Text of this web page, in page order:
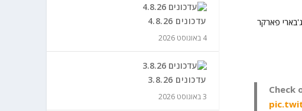
כישרון וכשהיא מתחברת היא יכולה לנצח כל קבוצה בליגה. יאניס עם 31 נק', 7 ריב', ג'בארי פארקר
Check
עדכונים 4.8.26
4 באוגוסט 2026
עדכונים 3.8.26
3 באוגוסט 2026